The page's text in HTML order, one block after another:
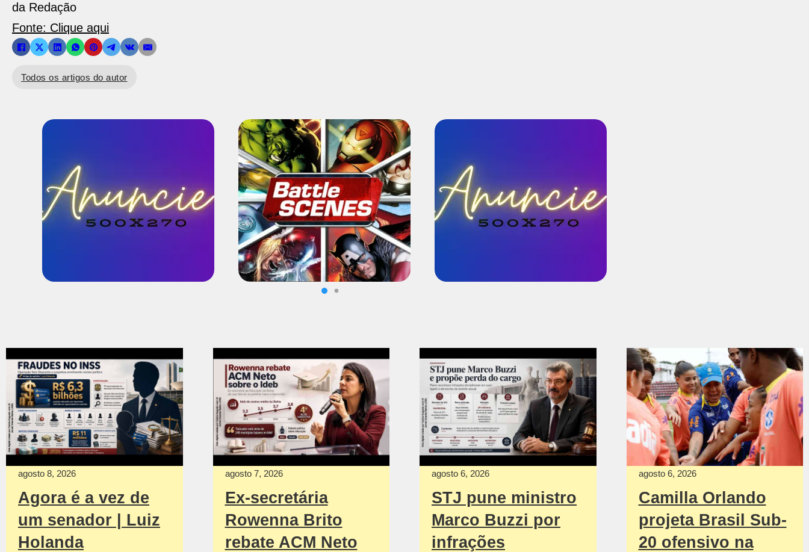
da Redação
Fonte: Clique aqui
Todos os artigos do autor
agosto 8, 2026
Agora é a vez de
um senador | Luiz
Holanda
agosto 7, 2026
Ex-secretária
Rowenna Brito
rebate ACM Neto
agosto 6, 2026
STJ pune ministro
Marco Buzzi por
infrações
agosto 6, 2026
Camilla Orlando
projeta Brasil Sub-
20 ofensivo na